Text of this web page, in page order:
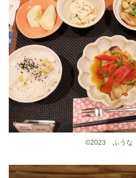
©2023 ふうな